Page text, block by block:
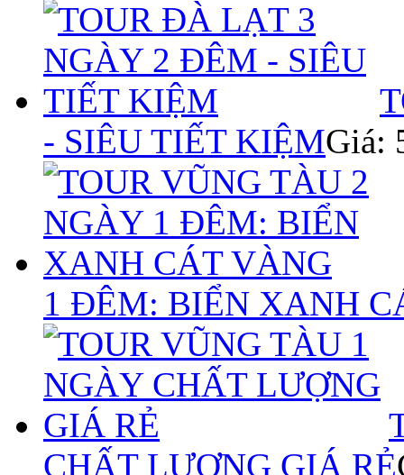
- SIÊU TIẾT KIỆMGiá:
1 ĐÊM: BIỂN XANH
CHẤT LƯỢNG GIÁ RẺ